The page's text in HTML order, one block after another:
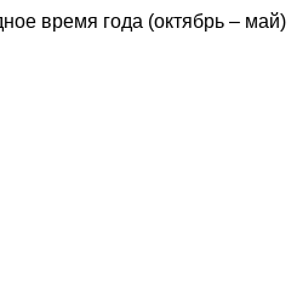
время года (октябрь – май)